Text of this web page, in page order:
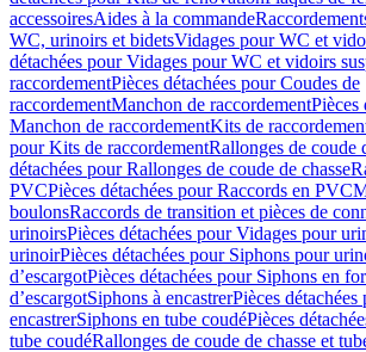
accessoiresAides à la commande
WC, urinoirs et bidetsVidages pour WC et
détachées pour Vidages pour WC et vidoirs
raccordementPièces détachées pour Coudes de
raccordementManchon de raccordementPièces
Manchon de raccordementKits de
pour Kits de raccordementRallonges de coude
détachées pour Rallonges de coude de chasse
PVCPièces détachées pour Raccords en PVC
boulonsRaccords de transition et pièces de
urinoirsPièces détachées pour Vidages pour
urinoirPièces détachées pour Siphons pour
d’escargotPièces détachées pour Siphons en
d’escargotSiphons à encastrerPièces
encastrerSiphons en tube coudéPièces
tube coudéRallonges de coude de chasse et